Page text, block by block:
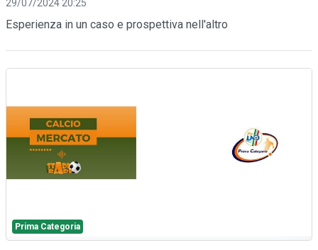
29/07/2024 20:25
Esperienza in un caso e prospettiva nell'altro
Prima Categoria